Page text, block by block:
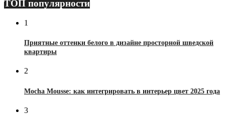
ТОП популярности
1
Приятные оттенки белого в дизайне просторной шведской
квартиры
2
Mocha Mousse: как интегрировать в интерьер цвет 2025 года
3